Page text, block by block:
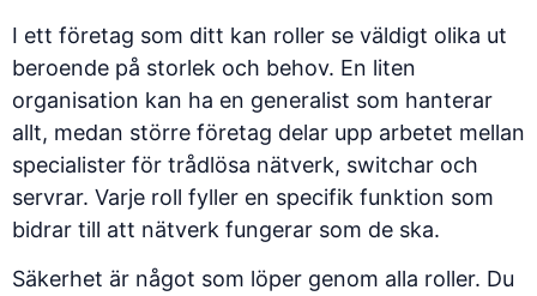
I ett företag som ditt kan roller se väldigt olika ut
beroende på storlek och behov. En liten
organisation kan ha en generalist som hanterar
allt, medan större företag delar upp arbetet mellan
specialister för trådlösa nätverk, switchar och
servrar. Varje roll fyller en specifik funktion som
bidrar till att nätverk fungerar som de ska.
Säkerhet är något som löper genom alla roller. Du